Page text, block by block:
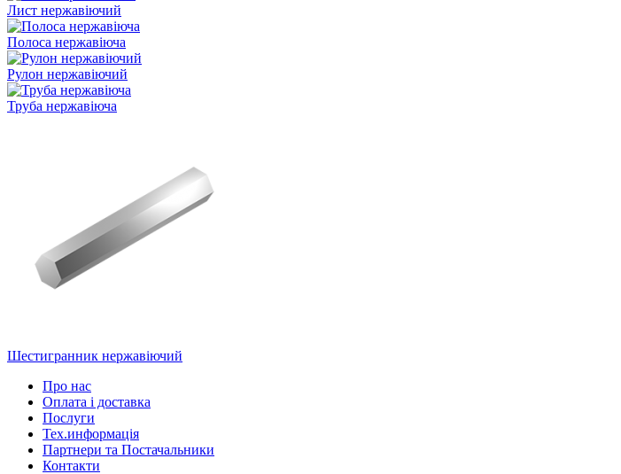
Лист нержавіючий
Полоса нержавіюча
Рулон нержавіючий
Труба нержавіюча
Шестигранник нержавіючий
Про нас
Оплата і доставка
Послуги
Тех.информацiя
Партнери та Постачальники
Контакти